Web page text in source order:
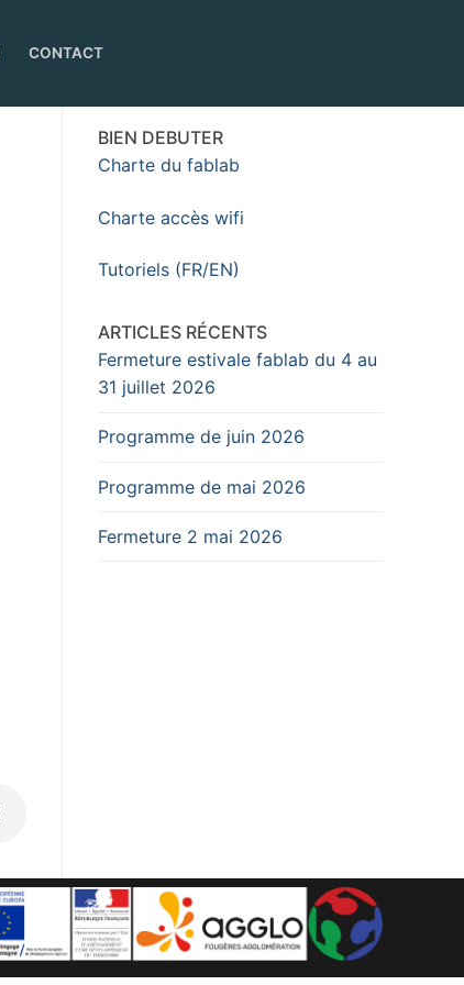
CONTACT
BIEN DEBUTER
Charte du fablab
Charte accès wifi
Tutoriels (FR/EN)
ARTICLES RÉCENTS
Fermeture estivale fablab du 4 au
31 juillet 2026
Programme de juin 2026
Programme de mai 2026
Fermeture 2 mai 2026